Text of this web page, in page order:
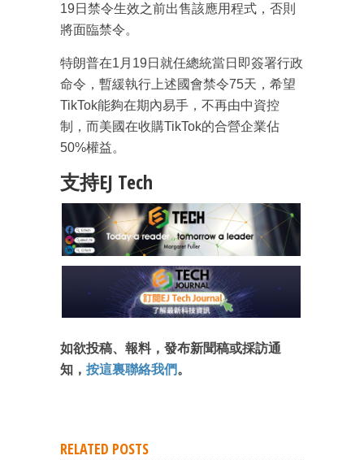
19日禁令生效之前出售該應用程式，否則
將面臨禁令。
特朗普在1月19日就任總統當日即簽署行政
命令，暫緩執行上述國會禁令75天，希望
TikTok能夠在期內易手，不再由中資控
制，而美國在收購TikTok的合營企業佔
50%權益。
支持EJ Tech
如欲投稿、報料，發布新聞稿或採訪通
知， 按這裏聯絡我們。
RELATED POSTS